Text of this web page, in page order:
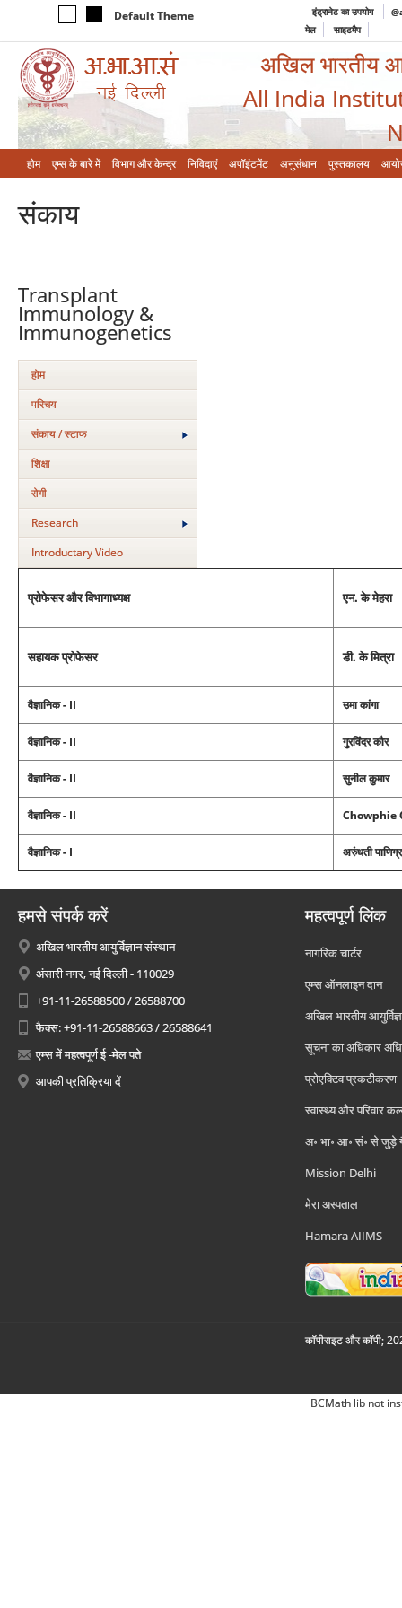
Default Theme इंट्रानेट का उपयोग
मेल
साइटमैप
अखिल भारतीय
All India
होम एम्‍स के बारे में विभाग और केन्‍द्र निविदाएं अपॉइंटमेंट अनुसंधान पुस्तकालय
संकाय
Transplant
Immunology &
Immunogenetics
होम
परिचय
संकाय / स्टाफ
शिक्षा
रोगी
Research
Introductary Video
प्रोफेसर और विभागाध्‍यक्ष एन. के मेहरा
सहायक प्रोफेसर डी. के मित्रा
वैज्ञानिक - II उमा कांगा
वैज्ञानिक - II गुरविंदर कौर
वैज्ञानिक - II सुनील कुमार
वैज्ञानिक - II Chowphie
वैज्ञानिक - I अरुंधती
हमसे संपर्क करें
अखिल भारतीय आयुर्विज्ञान संस्थान
अंसारी नगर, नई दिल्ली - 110029
+91-11-26588500 / 26588700
फैक्स: +91-11-26588663 / 26588641
एम्स में महत्वपूर्ण ई -मेल पते
आपकी प्रतिक्रिया दें
महत्वपूर्ण लिंक
नागरिक चार्टर
एम्स ऑनलाइन दान
अखिल भारतीय
सूचना का अधिकार
प्रोएक्टिव प्रकटीकरण
स्वास्थ्य और परिवार
अ॰ भा॰ आ॰ सं॰ से जुड़े
Mission Delhi
मेरा अस्पताल
Hamara AIIMS
कॉपीराइट और कॉपी;
BCMath lib not